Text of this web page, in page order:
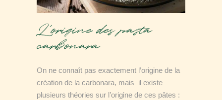
L’origine des pasta
carbonara
On ne connaît pas exactement l’origine de la
création de la carbonara, mais il existe
plusieurs théories sur l’origine de ces pâtes :